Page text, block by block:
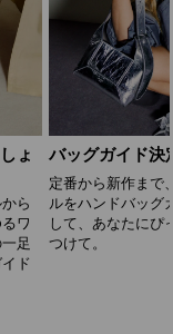
ょ
ら
ワ
足
ド
バッグガイド決
定番から新作まで
ルをハンドバッグ
して、あなたにぴ
つけて。